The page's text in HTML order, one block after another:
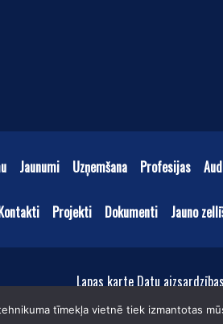
Jaunumi Uzņemšana Profesijas
Projekti Dokumenti Jauno
Lapas karte Datu
Kuldīgas tehnoloģiju
tīmekļa vietnē tiek izmantotas